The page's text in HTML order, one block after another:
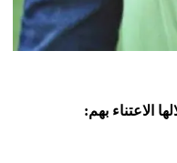
الاعتناء بهم: